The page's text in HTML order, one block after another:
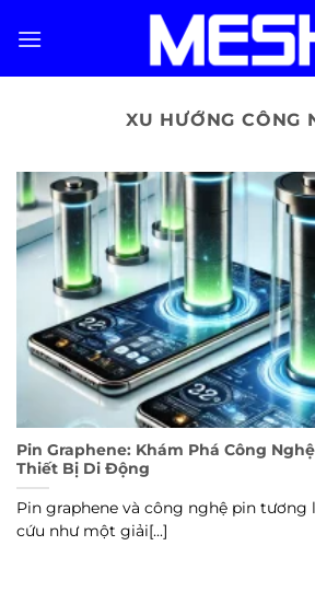
XU HƯỚNG CÔNG
Pin Graphene: Khám Phá Công
Thiết Bị Di Động
Pin graphene và công nghệ pin tương
cứu như một giải[...]